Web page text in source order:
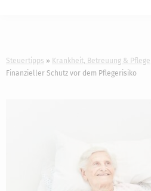
Steuertipps Krankheit, Betreuung & Pflege
Finanzieller Schutz vor dem Pflegerisiko